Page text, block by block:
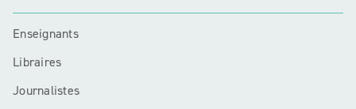
Enseignants
Libraires
Journalistes